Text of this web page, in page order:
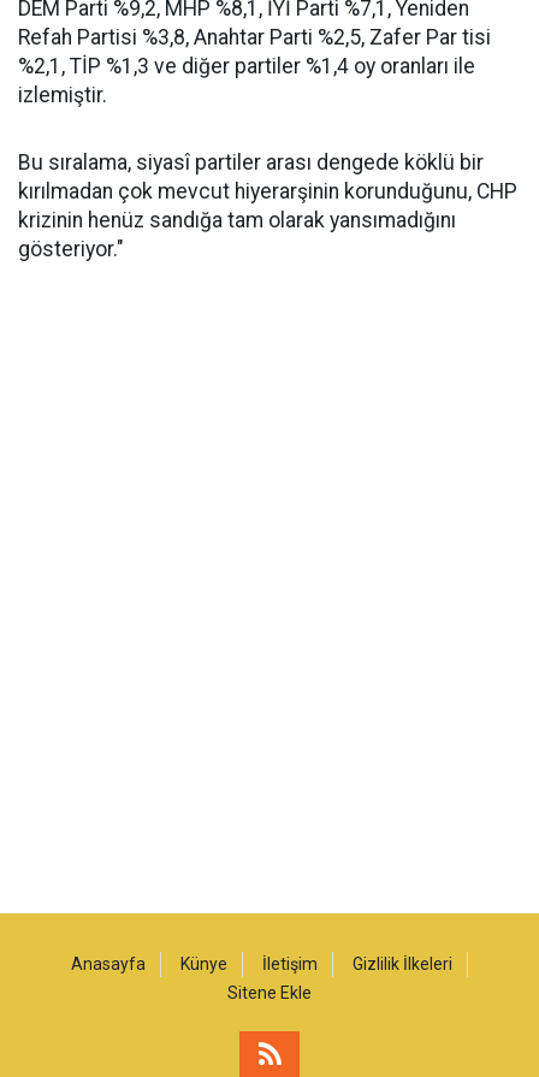
DEM Parti %9,2, MHP %8,1, İYİ Parti %7,1, Yeniden
Refah Partisi %3,8, Anahtar Parti %2,5, Zafer Par tisi
%2,1, TİP %1,3 ve diğer partiler %1,4 oy oranları ile
izlemiştir.
Bu sıralama, siyasî partiler arası dengede köklü bir
kırılmadan çok mevcut hiyerarşinin korunduğunu, CHP
krizinin henüz sandığa tam olarak yansımadığını
gösteriyor."
Anasayfa Künye İletişim
Gizlilik İlkeleri
Sitene Ekle